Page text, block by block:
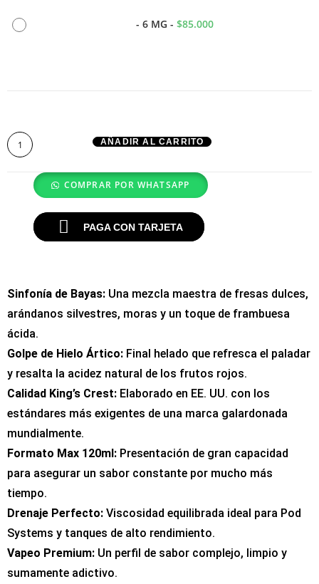
- 6 MG - $85.000
AÑADIR AL CARRITO
COMPRAR POR WHATSAPP
PAGA CON TARJETA
Sinfonía de Bayas: Una mezcla maestra de fresas dulces,
arándanos silvestres, moras y un toque de frambuesa
ácida.
Golpe de Hielo Ártico: Final helado que refresca el paladar
y resalta la acidez natural de los frutos rojos.
Calidad King’s Crest: Elaborado en EE. UU. con los
estándares más exigentes de una marca galardonada
mundialmente.
Formato Max 120ml: Presentación de gran capacidad
para asegurar un sabor constante por mucho más
tiempo.
Drenaje Perfecto: Viscosidad equilibrada ideal para Pod
Systems y tanques de alto rendimiento.
Vapeo Premium: Un perfil de sabor complejo, limpio y
sumamente adictivo.